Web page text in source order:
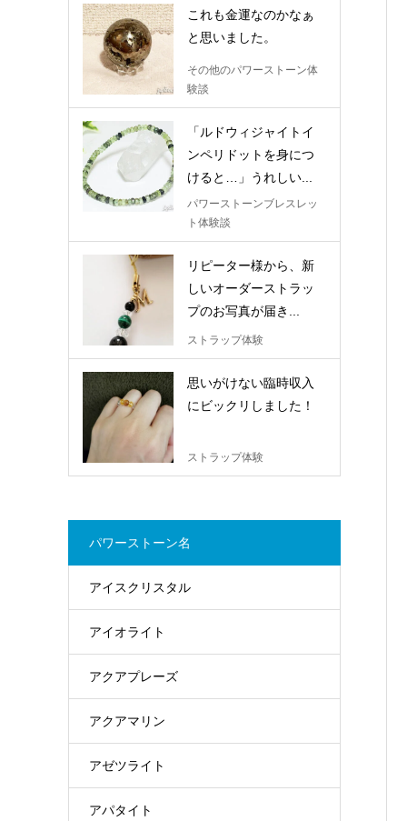
これも金運なのかなぁ
と思いました。
その他のパワーストーン体
験談
「ルドウィジャイトイ
ンペリドットを身につ
けると…」うれしい...
パワーストーンブレスレッ
ト体験談
リピーター様から、新
しいオーダーストラッ
プのお写真が届き...
ストラップ体験
思いがけない臨時収入
にビックリしました！
ストラップ体験
パワーストーン名
アイスクリスタル
アイオライト
アクアプレーズ
アクアマリン
アゼツライト
アパタイト